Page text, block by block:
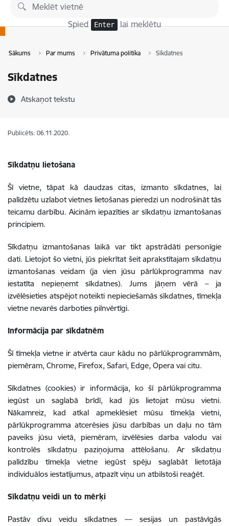
Pāriet uz lapas saturu
Spied Enter lai meklētu
Sākums Par mums Privātuma politika Sīkdatnes
Sīkdatnes
Atskaņot tekstu
Publicēts: 06.11.2020.
Sīkdatņu lietošana
Šī vietne, tāpat kā daudzas citas, izmanto sīkdatnes, lai
palīdzētu uzlabot vietnes lietošanas pieredzi un nodrošināt tās
teicamu darbību. Aicinām iepazīties ar sīkdatņu izmantošanas
principiem.
Sīkdatņu izmantošanas laikā var tikt apstrādāti personīgie
dati. Lietojot šo vietni, jūs piekrītat šeit aprakstītajam sīkdatņu
izmantošanas veidam (ja vien jūsu pārlūkprogramma nav
iestatīta nepieņemt sīkdatnes). Jums jāņem vērā – ja
izvēlēsieties atspējot noteikti nepieciešamās sīkdatnes, tīmekļa
vietne nevarēs darboties pilnvērtīgi.
Informācija par sīkdatnēm
Šī tīmekļa vietne ir atvērta caur kādu no pārlūkprogrammām,
piemēram, Chrome, Firefox, Safari, Edge, Opera vai citu.
Sīkdatnes (cookies) ir informācija, ko šī pārlūkprogramma
iegūst un saglabā brīdī, kad jūs lietojat mūsu vietni.
Nākamreiz, kad atkal apmeklēsiet mūsu tīmekļa vietni,
pārlūkprogramma atcerēsies jūsu darbības un daļu no tām
paveiks jūsu vietā, piemēram, izvēlēsies darba valodu vai
kontrolēs sīkdatņu paziņojuma attēlošanu. Ar sīkdatņu
palīdzību tīmekļa vietne iegūst spēju saglabāt lietotāja
individuālos iestatījumus, atpazīt viņu un atbilstoši reaģēt.
Sīkdatņu veidi un to mērķi
Pastāv divu veidu sīkdatnes — sesijas un pastāvīgās